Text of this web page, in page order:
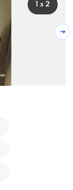
1 з 2